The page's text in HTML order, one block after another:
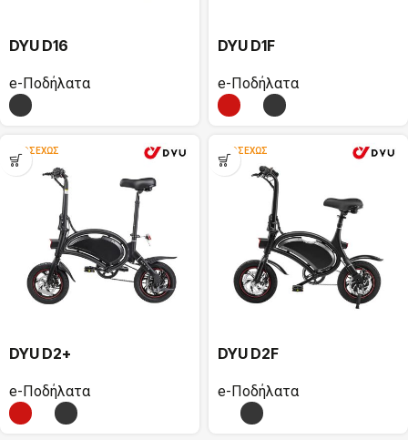
DYU D16
e-Ποδήλατα
DYU D1F
e-Ποδήλατα
ΠΡΟΣΕΧΏΣ
DYU D2+
e-Ποδήλατα
ΠΡΟΣΕΧΏΣ
DYU D2F
e-Ποδήλατα